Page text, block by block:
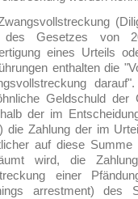
des Gesetzes von
eines Urteils
enthalten die
Geldschuld der
der im
die Zahlung der im
auf diese Summe
wird, die
einer
arrestment) des